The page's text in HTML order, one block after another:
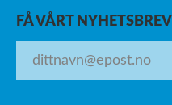
FÅ VÅRT NYHETSBREV